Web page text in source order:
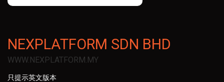
NEXPLATFORM SDN BHD
WWW.NEXPLATFORM.MY
只提示英文版本